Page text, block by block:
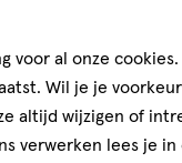
voor al onze cookies.
Wil je je
altijd wijzigen of
verwerken lees je in